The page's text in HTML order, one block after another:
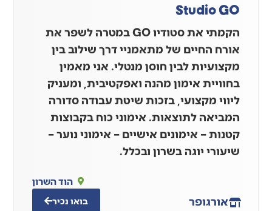
Studio GO
הקמתי את סטודיו GO במטרה לשפר את
אורח החיים של מתאמניי דרך שילוב בין
מקצועיות לבין חוסן מנטלי. אני מאמין
בחוויית אימון מהנה ואפקטיבית, ומעניק
ליווי מקצועי, בזכות שיטת עבודה סדורה
המביאה לתוצאות. אימוני כוח בקבוצות
קטנות – אימונים אישיים – אימוני נוער –
שיעורי יוגה בשרון ובכלל.
אורגופר
הוד השרון
בואו נכיר